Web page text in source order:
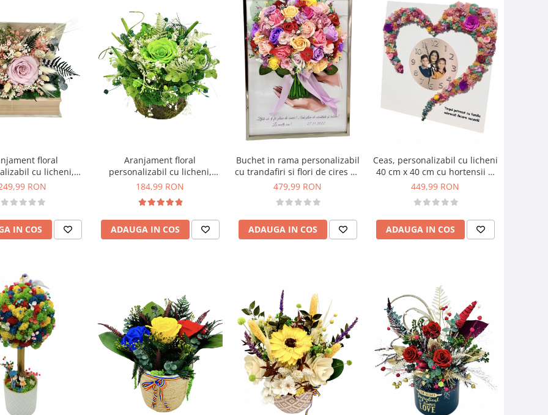
floral
cu licheni,
si plante naturale
(Multicolor)
RON
IN COS
Aranjament floral
personalizabil cu licheni,
trandafir si plante naturale
suport tip buturuga (Verde)
184,99 RON
ADAUGA IN COS
Buchet in rama personalizabil
cu trandafiri si flori de cires 30
cm x 42 cm (multicolor)
479,99 RON
ADAUGA IN COS
Ceas, personalizabil cu licheni
40 cm x 40 cm cu hortensii si
trandafiri criogenati si plante
449,99 RON
ADAUGA IN COS